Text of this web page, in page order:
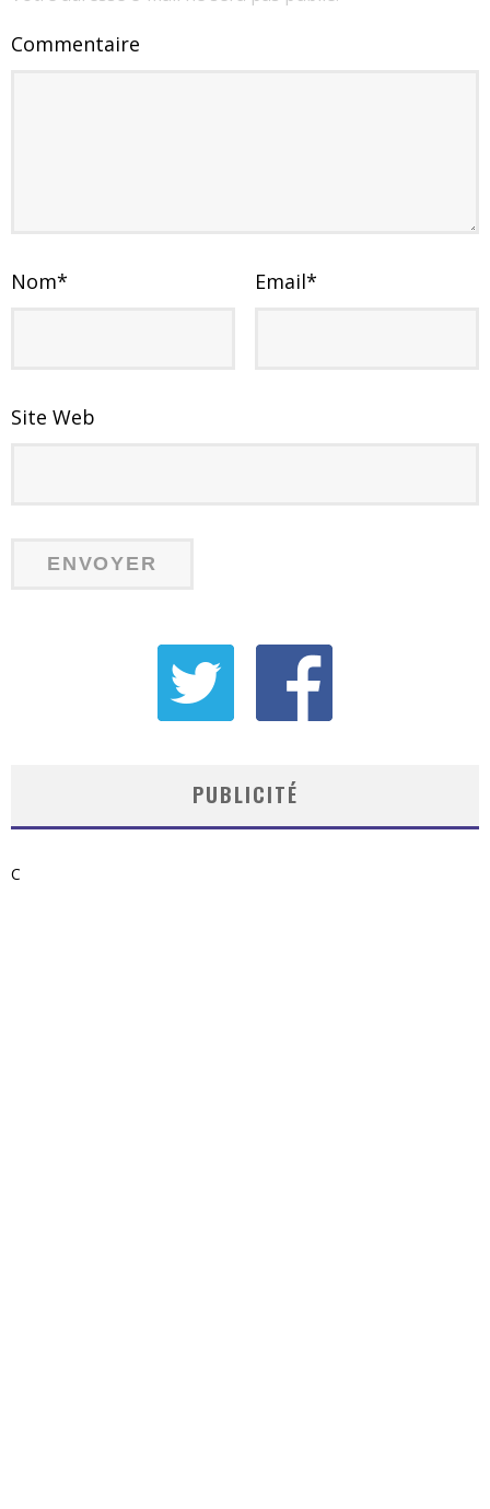
Commentaire
Nom* Email*
Site Web
PUBLICITÉ
C